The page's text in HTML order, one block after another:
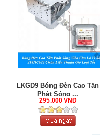
LKGD9 Bóng Đèn Cao Tần
Phát Sóng ...
295.000 VNĐ